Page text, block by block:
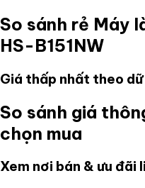
So sánh rẻ Máy
HS-B151NW
Giá thấp nhất theo
So sánh giá
chọn mua
Xem nơi bán & ưu đãi